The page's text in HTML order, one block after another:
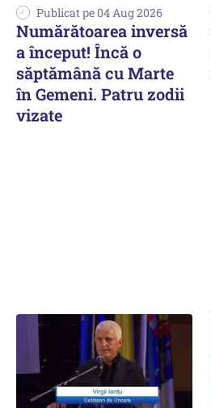
Publicat pe 04 Aug 2026
Numărătoarea inversă
a început! Încă o
săptămână cu Marte
în Gemeni. Patru zodii
vizate